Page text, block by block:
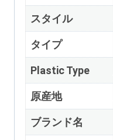
スタイル
タイプ
Plastic Type
原産地
ブランド名